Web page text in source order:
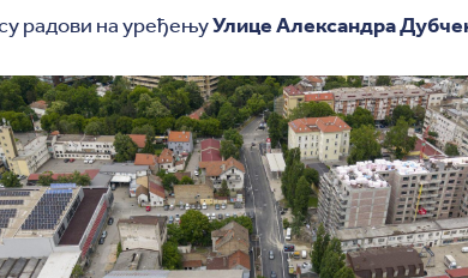
радови на уређењуУлице Александра